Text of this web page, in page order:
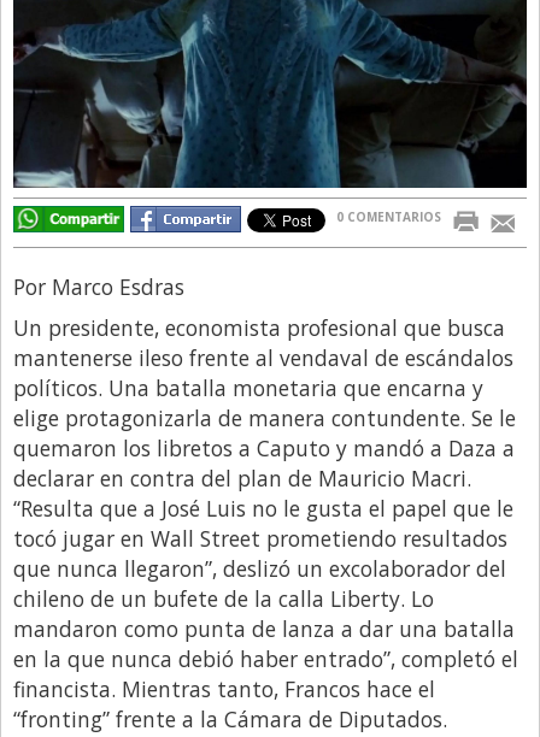
Entrevista Exclusiva
Finanzas
Gastronomia
Internacionales
La Opinión del Director
Libro de Quejas
Medios
Millonarios
Minuto Lanzamiento
Negocios
Opinion
País
Política
Publicidad y Marketing
Real Estate y Propiedades
Responsabilidad Social
0 COMENTARIOS
Por Marco Esdras
Un presidente, economista profesional que busca
mantenerse ileso frente al vendaval de escándalos
políticos. Una batalla monetaria que encarna y
elige protagonizarla de manera contundente. Se le
quemaron los libretos a Caputo y mandó a Daza a
declarar en contra del plan de Mauricio Macri.
“Resulta que a José Luis no le gusta el papel que le
tocó jugar en Wall Street prometiendo resultados
que nunca llegaron”, deslizó un excolaborador del
chileno de un bufete de la calla Liberty. Lo
mandaron como punta de lanza a dar una batalla
en la que nunca debió haber entrado”, completó el
financista. Mientras tanto, Francos hace el
“fronting” frente a la Cámara de Diputados.